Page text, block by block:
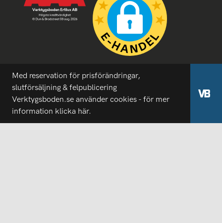
Med reservation för prisförändringar,
slutförsäljning & felpublicering
Verktygsboden.se använder cookies - för mer
information klicka här.